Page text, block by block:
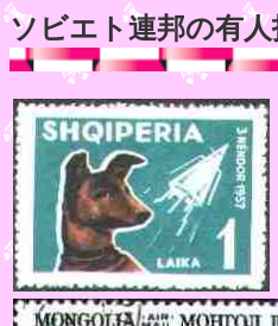
ソビエト連邦の有